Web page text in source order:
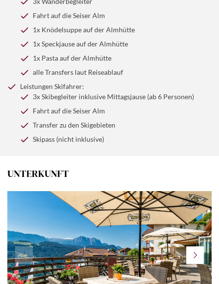
spektakulärem Blick auf Schlern, Langkofel und
Plattkofel!
anzieht.
erwartet man uns dann wieder im Hotel zum
SKIFAHRER:Eindrucksvolle Skitour im Grödnertal rund
um das Sella-Massiv mit der Sella Ronda. Die Route
verbindet die vier ladinischen Täler Gröden, Alta Badia,
Arabba und Val di Fassa auf einer Strecke von über 30
Pistenkilometern.
Fahrt auf die Seiser Alm
1x Knödelsuppe auf der Almhütte
1x Speckjause auf der Almhütte
1x Pasta auf der Almhütte
alle Transfers laut Reiseablauf
Leistungen Skifahrer:
3x Skibegleiter inklusive Mittagsjause (ab 6 Personen)
Fahrt auf die Seiser Alm
Transfer zu den Skigebieten
Skipass (nicht inklusive)
UNTERKUNFT